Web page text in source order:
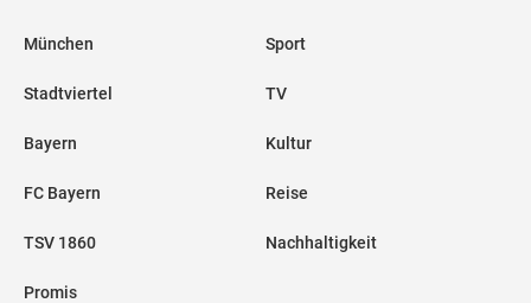
München
Stadtviertel
Bayern
FC Bayern
TSV 1860
Promis
Sport
TV
Kultur
Reise
Nachhaltigkeit